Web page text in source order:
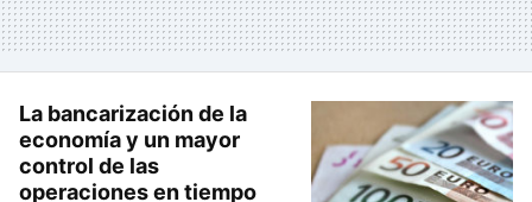
La bancarización de la
economía y un mayor
control de las
operaciones en tiempo